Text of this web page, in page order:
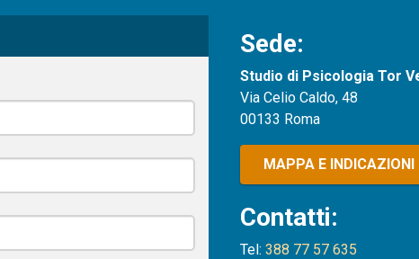
Sede:
Studio di Psicologia Tor
Via Celio Caldo, 48
00133 Roma
MAPPA E INDICAZIONI
Contatti:
Tel: 388 77 57 635